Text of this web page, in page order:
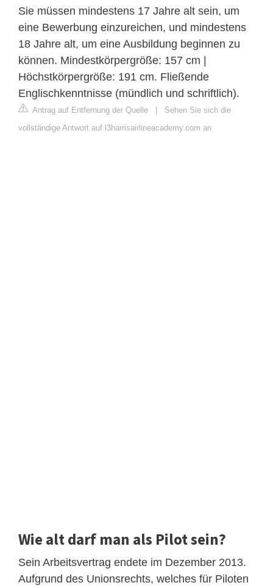
Sie müssen mindestens 17 Jahre alt sein, um
eine Bewerbung einzureichen, und mindestens
18 Jahre alt, um eine Ausbildung beginnen zu
können. Mindestkörpergröße: 157 cm |
Höchstkörpergröße: 191 cm. Fließende
Englischkenntnisse (mündlich und schriftlich).
Antrag auf Entfernung der Quelle | Sehen Sie sich die
vollständige Antwort auf l3harrisairlineacademy.com an
Wie alt darf man als Pilot sein?
Sein Arbeitsvertrag endete im Dezember 2013.
Aufgrund des Unionsrechts, welches für Piloten